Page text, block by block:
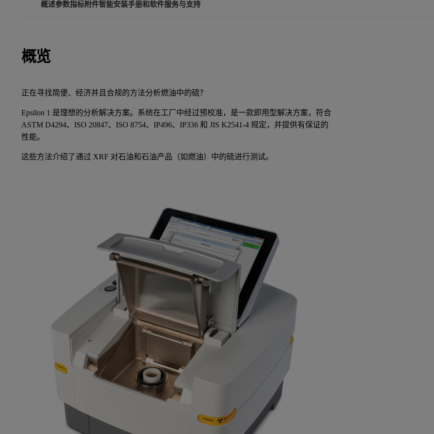
概述参数指标附件智能安装手册和软件服务与支持
概览
正在寻找简便、经济并且合规的方法分析燃油中的硫？
Epsilon 1 是理想的分析解决方案。系统在工厂中经过预校准，是一款即用型解决方案，符合
ASTM D4294、ISO 20847、ISO 8754、IP496、IP336 和 JIS K2541-4 规定，并提供有保证的
性能。
这些方法介绍了通过 XRF 对石油和石油产品（如燃油）中的硫进行测试。